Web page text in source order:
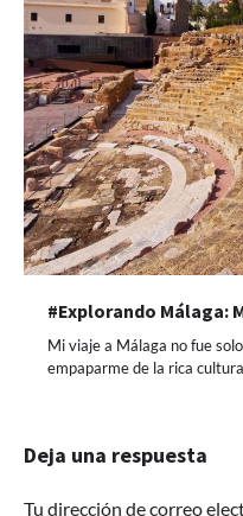
#Explorando Málaga:
Mi viaje a Málaga no fue
empaparme de la rica
Deja una respuesta
Tu dirección de correo